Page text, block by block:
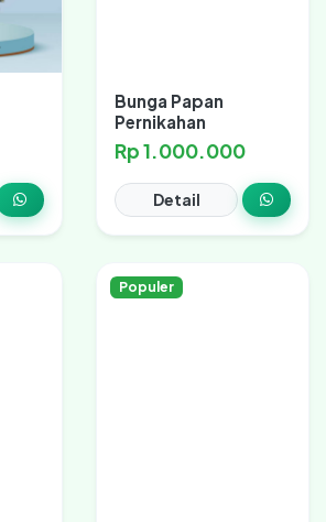
Bunga Papan
Pernikahan
Rp 1.000.000
Detail
Populer